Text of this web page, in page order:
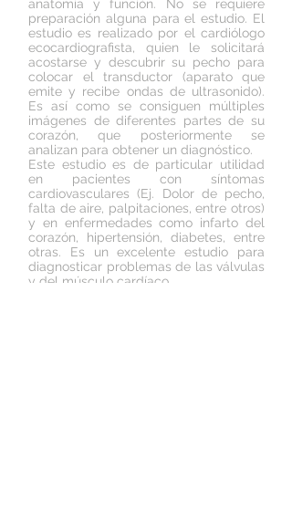
anatomía y función. No se requiere
preparación alguna para el estudio. El
estudio es realizado por el cardiólogo
ecocardiografista, quien le solicitará
acostarse y descubrir su pecho para
colocar el transductor (aparato que
emite y recibe ondas de ultrasonido).
Es así como se consiguen múltiples
imágenes de diferentes partes de su
corazón, que posteriormente se
analizan para obtener un diagnóstico.
Este estudio es de particular utilidad
en pacientes con síntomas
cardiovasculares (Ej. Dolor de pecho,
falta de aire, palpitaciones, entre otros)
y en enfermedades como infarto del
corazón, hipertensión, diabetes, entre
otras. Es un excelente estudio para
diagnosticar problemas de las válvulas
y del músculo cardíaco.